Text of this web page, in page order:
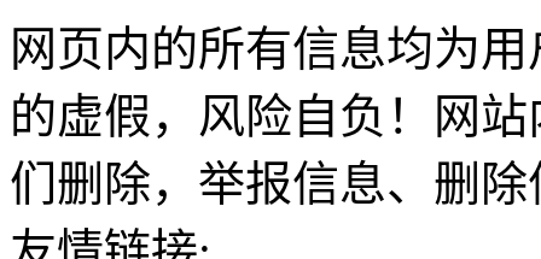
网页内的所有信息均为
的虚假，风险自负！网
们删除，举报信息、删